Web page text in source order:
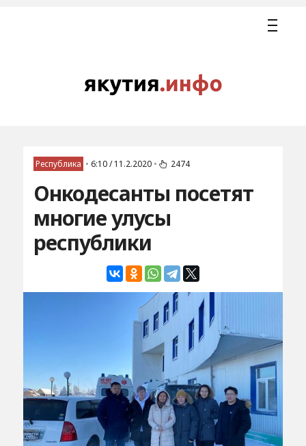
Республика • 6:10 / 11.2.2020 • 2474
Онкодесанты посетят
многие улусы
республики